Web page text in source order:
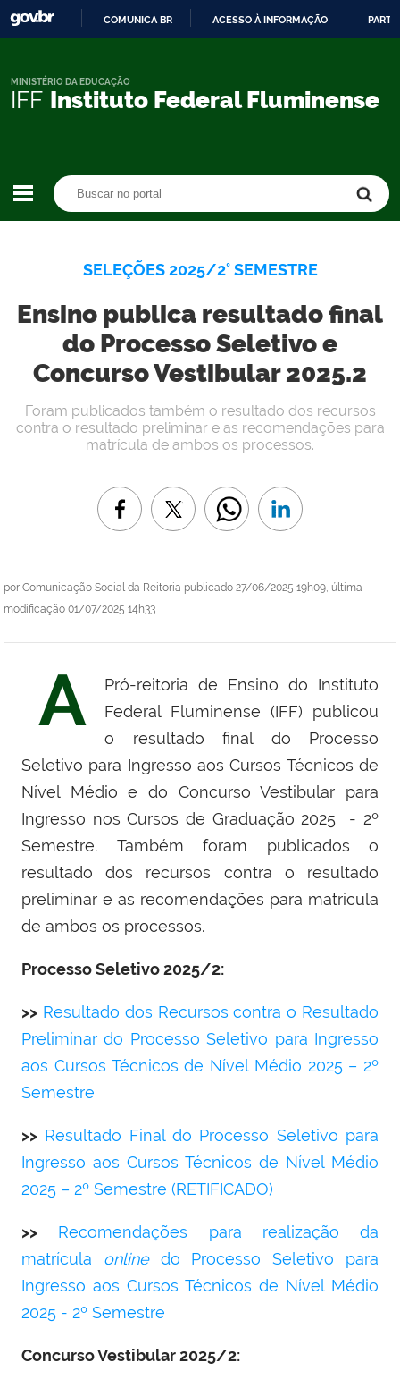
CONTEÚDO
COMUNICA BR ACESSO À INFORMAÇÃO
IFF Instituto Federal Fluminense
MINISTÉRIO DA EDUCAÇÃO
SELEÇÕES 2025/2° SEMESTRE
Ensino publica resultado final
do Processo Seletivo e
Concurso Vestibular 2025.2
por Comunicação Social da Reitoria publicado 27/06/2025 19h09, última
modificação 01/07/2025 14h33
Foram publicados também o resultado dos recursos
contra o resultado preliminar e as recomendações para
matrícula de ambos os processos.
A
Pró-reitoria de Ensino do Instituto
Federal Fluminense (IFF) publicou
o resultado final do Processo
Seletivo para Ingresso aos Cursos Técnicos de
Nível Médio e do Concurso Vestibular para
Ingresso nos Cursos de Graduação 2025 - 2º
Semestre. Também foram publicados o
resultado dos recursos contra o resultado
preliminar e as recomendações para matrícula
de ambos os processos.
Processo Seletivo 2025/2:
>> Resultado dos Recursos contra o Resultado
Preliminar do Processo Seletivo para Ingresso
aos Cursos Técnicos de Nível Médio 2025 – 2º
Semestre
>> Resultado Final do Processo Seletivo para
Ingresso aos Cursos Técnicos de Nível Médio
2025 – 2º Semestre (RETIFICADO)
>>
Recomendações para realização da
matrícula onlinedo Processo Seletivo para
Ingresso aos Cursos Técnicos de Nível Médio
2025 - 2º Semestre
Concurso Vestibular 2025/2: